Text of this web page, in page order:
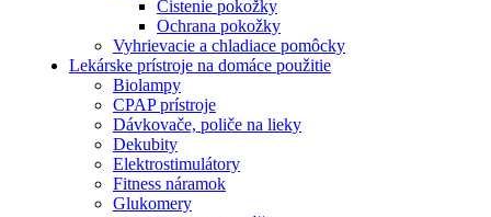
Čistenie pokožky
Ochrana pokožky
Vyhrievacie a chladiace pomôcky
Lekárske prístroje na domáce použitie
Biolampy
CPAP prístroje
Dávkovače, poliče na lieky
Dekubity
Elektrostimulátory
Fitness náramok
Glukomery